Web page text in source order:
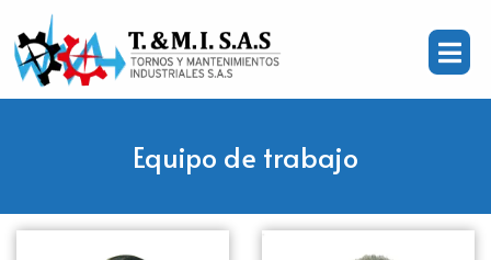
Equipo de trabajo